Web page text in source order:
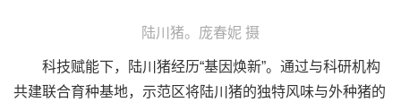
陆川猪。庞春妮 摄
科技赋能下，陆川猪经历“基因焕新”。通过与科研机构
共建联合育种基地，示范区将陆川猪的独特风味与外种猪的